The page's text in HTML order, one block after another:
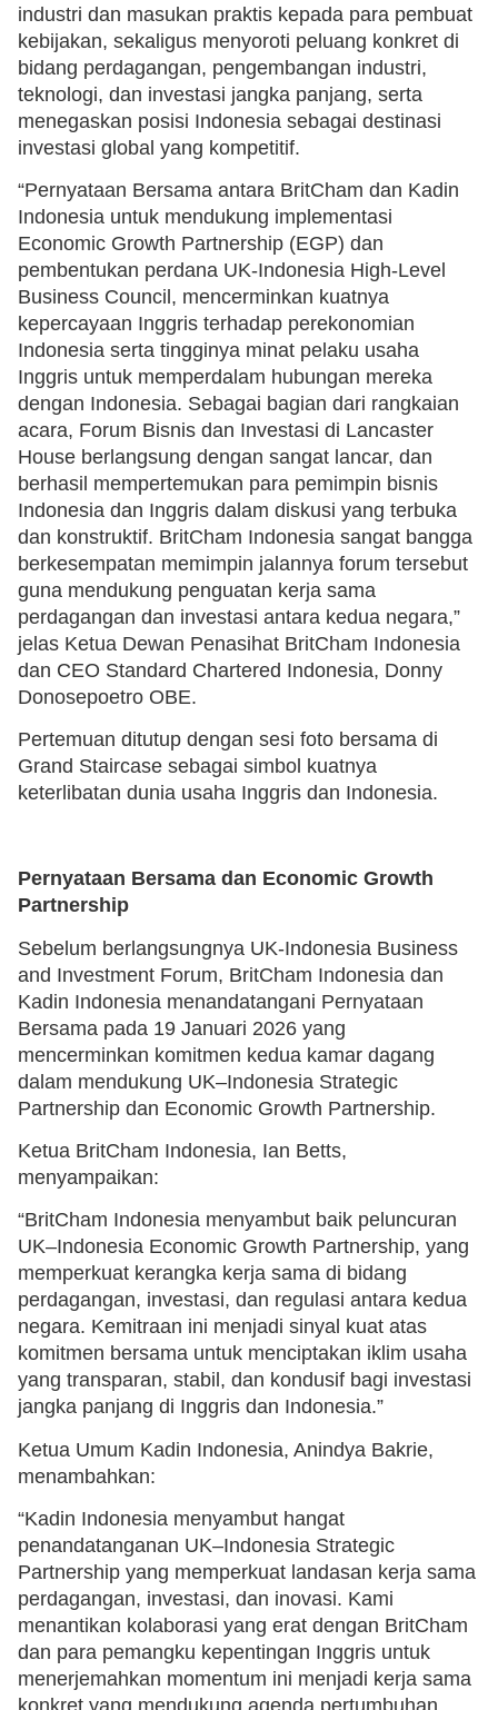
industri dan masukan praktis kepada para pembuat
kebijakan, sekaligus menyoroti peluang konkret di
bidang perdagangan, pengembangan industri,
teknologi, dan investasi jangka panjang, serta
menegaskan posisi Indonesia sebagai destinasi
investasi global yang kompetitif.
“Pernyataan Bersama antara BritCham dan Kadin
Indonesia untuk mendukung implementasi
Economic Growth Partnership (EGP) dan
pembentukan perdana UK-Indonesia High-Level
Business Council, mencerminkan kuatnya
kepercayaan Inggris terhadap perekonomian
Indonesia serta tingginya minat pelaku usaha
Inggris untuk memperdalam hubungan mereka
dengan Indonesia. Sebagai bagian dari rangkaian
acara, Forum Bisnis dan Investasi di Lancaster
House berlangsung dengan sangat lancar, dan
berhasil mempertemukan para pemimpin bisnis
Indonesia dan Inggris dalam diskusi yang terbuka
dan konstruktif. BritCham Indonesia sangat bangga
berkesempatan memimpin jalannya forum tersebut
guna mendukung penguatan kerja sama
perdagangan dan investasi antara kedua negara,”
jelas Ketua Dewan Penasihat BritCham Indonesia
dan CEO Standard Chartered Indonesia, Donny
Donosepoetro OBE.
Pertemuan ditutup dengan sesi foto bersama di
Grand Staircase sebagai simbol kuatnya
keterlibatan dunia usaha Inggris dan Indonesia.
Pernyataan Bersama dan Economic Growth
Partnership
Sebelum berlangsungnya UK-Indonesia Business
and Investment Forum, BritCham Indonesia dan
Kadin Indonesia menandatangani Pernyataan
Bersama pada 19 Januari 2026 yang
mencerminkan komitmen kedua kamar dagang
dalam mendukung UK–Indonesia Strategic
Partnership dan Economic Growth Partnership.
Ketua BritCham Indonesia, Ian Betts,
menyampaikan:
“BritCham Indonesia menyambut baik peluncuran
UK–Indonesia Economic Growth Partnership, yang
memperkuat kerangka kerja sama di bidang
perdagangan, investasi, dan regulasi antara kedua
negara. Kemitraan ini menjadi sinyal kuat atas
komitmen bersama untuk menciptakan iklim usaha
yang transparan, stabil, dan kondusif bagi investasi
jangka panjang di Inggris dan Indonesia.”
Ketua Umum Kadin Indonesia, Anindya Bakrie,
menambahkan:
“Kadin Indonesia menyambut hangat
penandatanganan UK–Indonesia Strategic
Partnership yang memperkuat landasan kerja sama
perdagangan, investasi, dan inovasi. Kami
menantikan kolaborasi yang erat dengan BritCham
dan para pemangku kepentingan Inggris untuk
menerjemahkan momentum ini menjadi kerja sama